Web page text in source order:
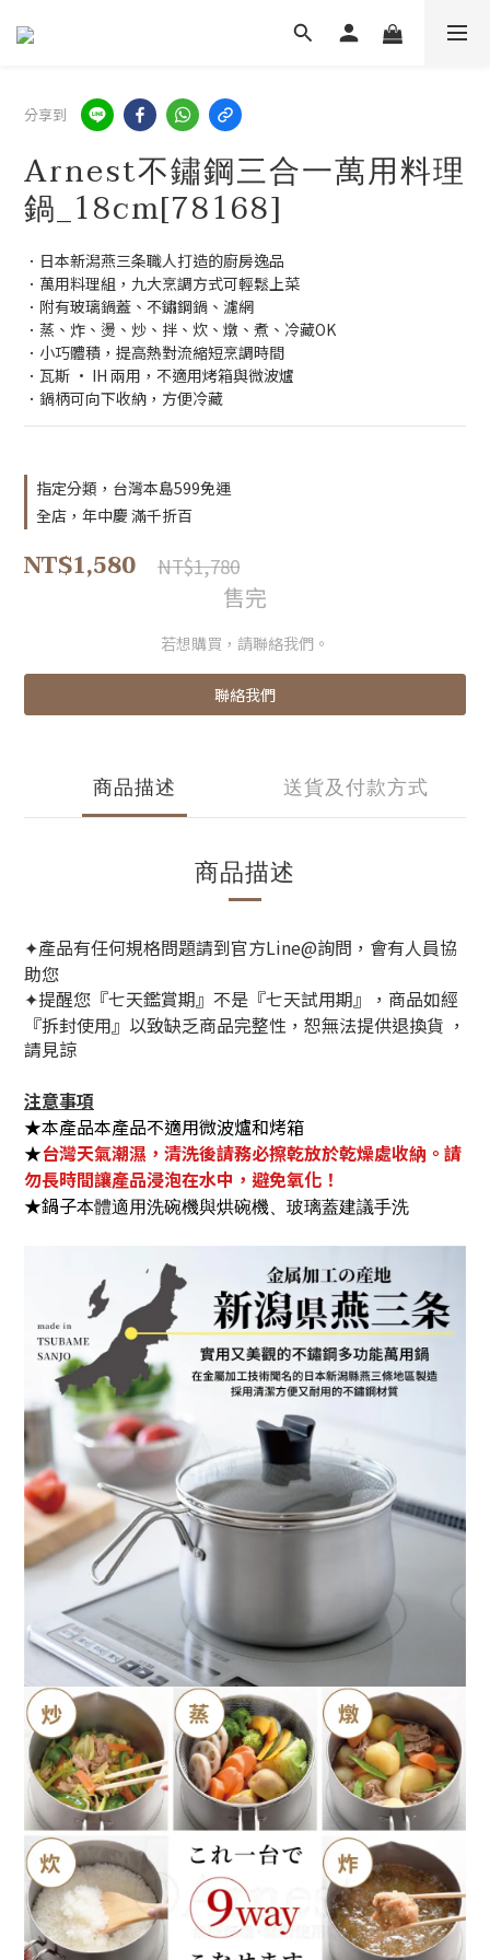
分享到
Arnest不鏽鋼三合一萬用料理
鍋_18cm[78168]
．日本新潟燕三条職人打造的廚房逸品
．萬用料理組，九大烹調方式可輕鬆上菜
．附有玻璃鍋蓋、不鏽鋼鍋、濾網
．蒸、炸、燙、炒、拌、炊、燉、煮、冷藏OK
．小巧體積，提高熱對流縮短烹調時間
．瓦斯 • IH 兩用，不適用烤箱與微波爐
．鍋柄可向下收納，方便冷藏
指定分類，台灣本島599免運
全店，年中慶 滿千折百
NT$1,580 NT$1,780
售完
若想購買，請聯絡我們。
聯絡我們
商品描述 送貨及付款方式
商品描述
✦產品有任何規格問題請到官方Line@詢問，會有人員協
助您
✦提醒您『七天鑑賞期』不是『七天試用期』，商品如經
『拆封使用』以致缺乏商品完整性，恕無法提供退換貨 ，
請見諒
注意事項
★本產品本產品不適用微波爐和烤箱
★台灣天氣潮濕，清洗後請務必擦乾放於乾燥處收納。請
勿長時間讓產品浸泡在水中，避免氧化！
★鍋子本體適用洗碗機與烘碗機、玻璃蓋建議手洗